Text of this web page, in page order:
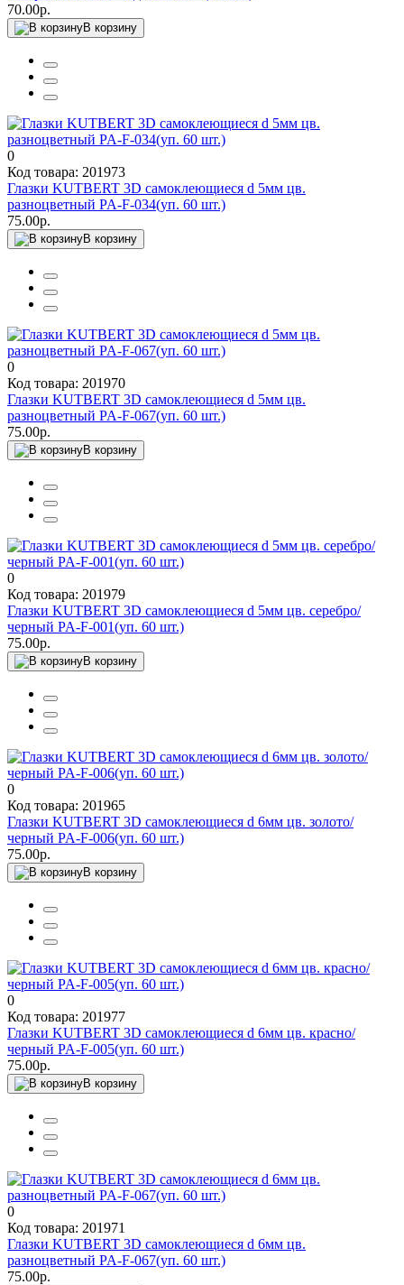
70.00р.
В корзину
0
Код товара: 201973
Глазки KUTBERT 3D самоклеющиеся d 5мм цв.
разноцветный PA-F-034(уп. 60 шт.)
75.00р.
В корзину
0
Код товара: 201970
Глазки KUTBERT 3D самоклеющиеся d 5мм цв.
разноцветный PA-F-067(уп. 60 шт.)
75.00р.
В корзину
0
Код товара: 201979
Глазки KUTBERT 3D самоклеющиеся d 5мм цв. серебро/
черный PA-F-001(уп. 60 шт.)
75.00р.
В корзину
0
Код товара: 201965
Глазки KUTBERT 3D самоклеющиеся d 6мм цв. золото/
черный PA-F-006(уп. 60 шт.)
75.00р.
В корзину
0
Код товара: 201977
Глазки KUTBERT 3D самоклеющиеся d 6мм цв. красно/
черный PA-F-005(уп. 60 шт.)
75.00р.
В корзину
0
Код товара: 201971
Глазки KUTBERT 3D самоклеющиеся d 6мм цв.
разноцветный PA-F-067(уп. 60 шт.)
75.00р.